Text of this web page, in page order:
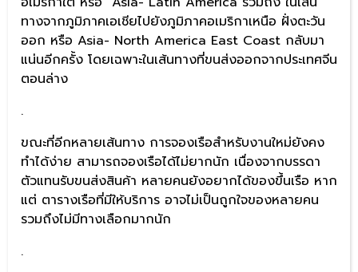
ทางจากภูมิภาคเอเชียไปยังภูมิภาคอเมริกาเหนือ ฝั่งตะวัน
ออก หรือ Asia- North America East Coast กลับมา
แน่นอีกครั้ง โดยเฉพาะในเส้นทางที่ขนส่งออกจากประเทศจีน
ตอนล่าง
.
ขณะที่อีกหลายเส้นทาง การจองเรือสำหรับงานใหม่ยังคง
ทำได้ง่าย สามารถจองเรือได้ไม่ยากนัก เนื่องจากบรรดา
ตัวแทนรับขนส่งสินค้า หลายคนยังอยากได้ของขึ้นเรือ หาก
แต่ ตารางเรือที่มีให้บริการ อาจไม่เป็นถูกใจของหลายคน
รวมถึงไม่มีทางเลือกมากนัก
.